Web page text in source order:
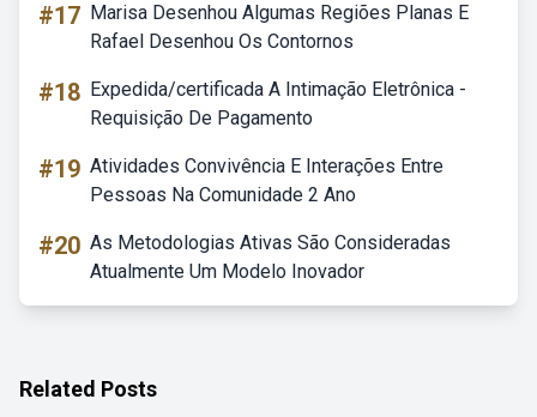
#17 Marisa Desenhou Algumas Regiões Planas E
Rafael Desenhou Os Contornos
#18 Expedida/certificada A Intimação Eletrônica -
Requisição De Pagamento
#19 Atividades Convivência E Interações Entre
Pessoas Na Comunidade 2 Ano
#20 As Metodologias Ativas São Consideradas
Atualmente Um Modelo Inovador
Related Posts